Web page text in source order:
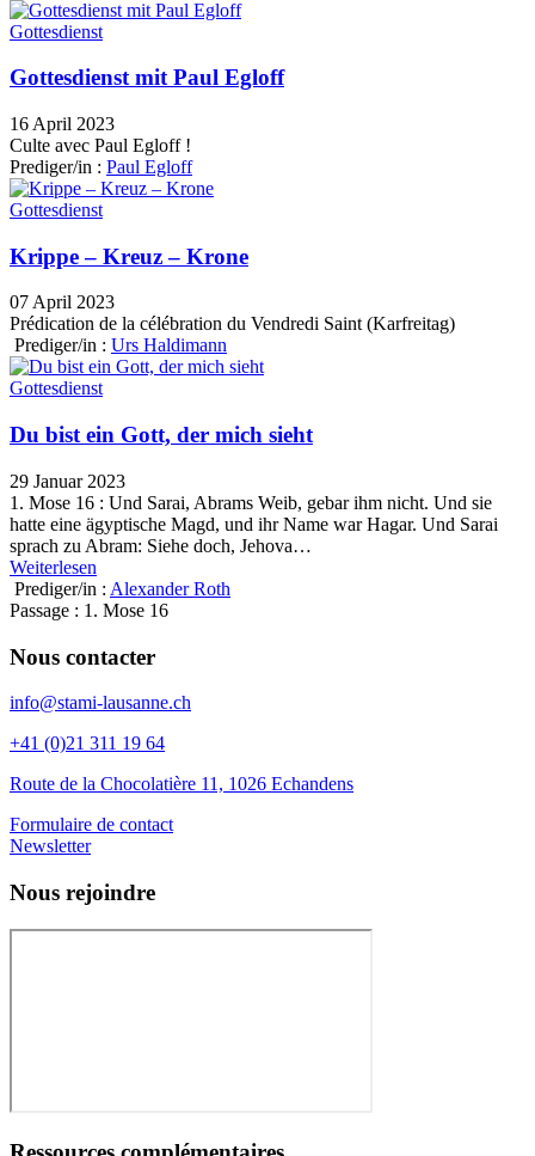
Gottesdienst
Gottesdienst mit Paul Egloff
16 April 2023
Culte avec Paul Egloff !
Prediger/in : Paul Egloff
Gottesdienst
Krippe – Kreuz – Krone
07 April 2023
Prédication de la célébration du Vendredi Saint (Karfreitag)
Prediger/in : Urs Haldimann
Gottesdienst
Du bist ein Gott, der mich sieht
29 Januar 2023
1. Mose 16 : Und Sarai, Abrams Weib, gebar ihm nicht. Und sie
hatte eine ägyptische Magd, und ihr Name war Hagar. Und Sarai
sprach zu Abram: Siehe doch, Jehova…
Weiterlesen
Prediger/in : Alexander Roth
Passage : 1. Mose 16
Nous contacter
info@stami-lausanne.ch
+41 (0)21 311 19 64
Route de la Chocolatière 11, 1026 Echandens
Formulaire de contact
Newsletter
Nous rejoindre